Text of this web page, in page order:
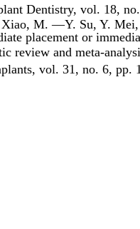
Dentistry, vol. 18,
M. —Y. Su, Y. Mei,
placement or
review and meta-
vol. 31, no. 6, pp.